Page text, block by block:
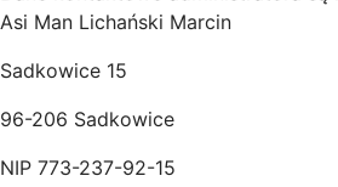
Asi Man Lichański Marcin
Sadkowice 15
96-206 Sadkowice
NIP 773-237-92-15